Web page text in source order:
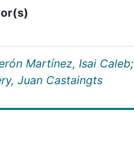
Martínez, Isai Caleb;
Juan Castaingts